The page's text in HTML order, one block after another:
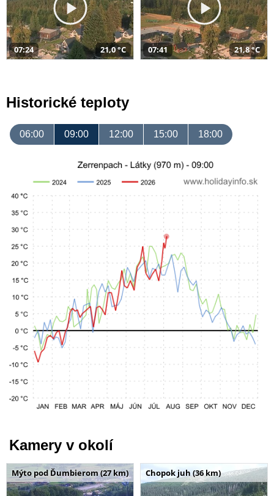
07:24 21,0 °C 07:41 21,8 °C
Historické teploty
06:00 09:00 12:00 15:00 18:00
Kamery v okolí
Mýto pod Ďumbierom (27 km) Chopok juh (36 km)